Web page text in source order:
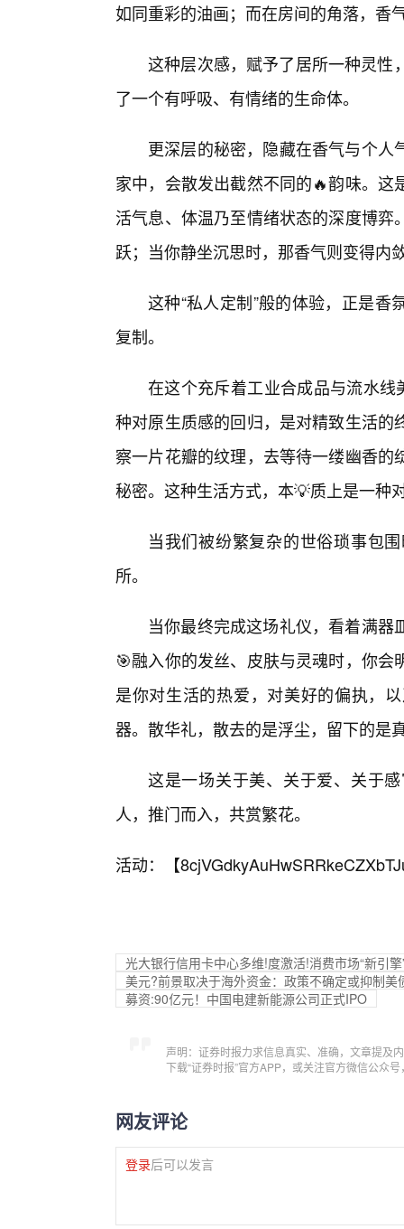
如同重彩的油画；而在房间的角落，香
这种层次感，赋予了居所一种灵性
了一个有呼吸、有情绪的生命体。
更深层的秘密，隐藏在香气与个
家中，会散发出截然不同的🔥韵味。
活气息、体温乃至情绪状态的深度博
跃；当你静坐沉思时，那香气则变得内
这种“私人定制”般的体验，正是
复制。
在这个充斥着工业合成品与流水线
种对原生质感的回归，是对精致生活
察一片花瓣的纹理，去等待一缕幽香
秘密。这种生活方式，本💡质上是一种
当我们被纷繁复杂的世俗琐事包
所。
当你最终完成这场礼仪，看着满
🎯融入你的发丝、皮肤与灵魂时，你
是你对生活的热爱，对美好的偏执，
器。散华礼，散去的是浮尘，留下的是
这是一场关于美、关于爱、关于
人，推门而入，共赏繁花。
活动：【
光大银行信用卡中心多维!度激活!消费市场“新引擎
美元?前景取决于海外资金：政策不确定或抑制美
募资:90亿元！中国电建新能源公司正式IPO
声明：证券时报力求信息真实、准确，文章提及
下载“证券时报”官方APP，或关注官方微信公众
网友评论
登录后可以发言